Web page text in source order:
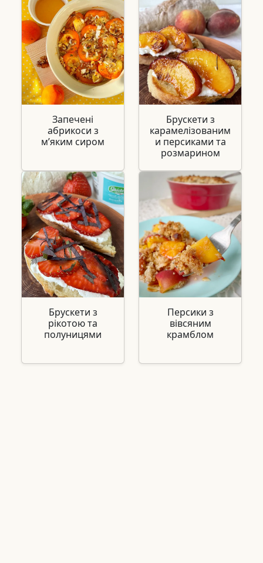
Запечені
абрикоси з
м’яким сиром
Брускети з
карамелізованим
и персиками та
розмарином
Брускети з
рікотою та
полуницями
Персики з
вівсяним
крамблом